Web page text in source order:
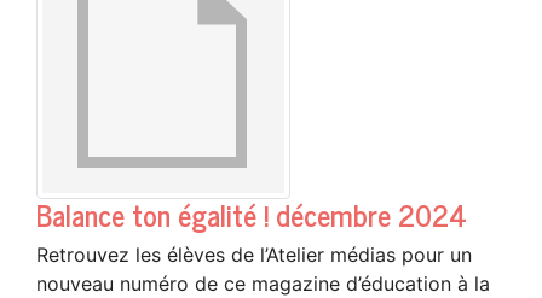
Balance ton égalité ! décembre 2024
Retrouvez les élèves de l’Atelier médias pour un
nouveau numéro de ce magazine d’éducation à la